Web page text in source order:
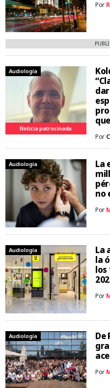
Por
Audiología
Noticia patrocinada
Por
Audiología
La
no
Por
Audiología
La
la
los
Por
Audiología
De
Por